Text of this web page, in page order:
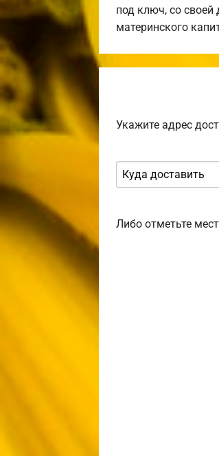
под ключ, со
материнского
Укажите адрес
Либо отметьте